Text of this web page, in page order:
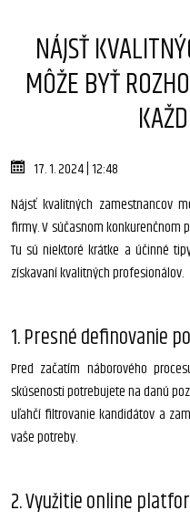
NÁJSŤ
MÔŽE BYŤ
17. 1. 2024 | 12:48
Nájsť kvalitných zamestnancov
firmy. V súčasnom konkurenčnom
Tu sú niektoré krátke a účinné
získavaní kvalitných profesionálov.
1. Presné definovanie
Pred začatím náborového
skúsenosti potrebujete na danú
uľahčí filtrovanie kandidátov a
vaše potreby.
2. Využitie online